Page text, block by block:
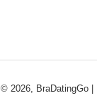
© 2026, BraDatingGo |